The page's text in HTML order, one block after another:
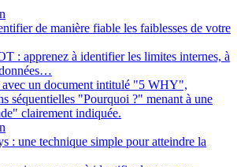
de manière fiable les faiblesses de votre
: apprenez à identifier les limites internes, à
: une technique simple pour atteindre la